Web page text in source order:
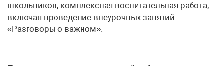
школьников, комплексная воспитательная работа,
включая проведение внеурочных занятий
«Разговоры о важном».